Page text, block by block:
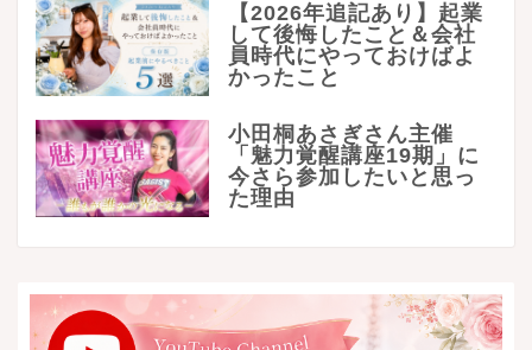
【2026年追記あり】起業
して後悔したこと＆会社
員時代にやっておけばよ
かったこと
小田桐あさぎさん主催
「魅力覚醒講座19期」に
今さら参加したいと思っ
た理由